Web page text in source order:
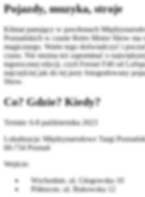
Pojazdy, muzyka, stroje
Klimat panujący w pawilonach
Poznańskich w czasie Retro Motor Show ma
magicznego. Warto tego doświadczyć i
czasu. Nie można też zapominać o
tegorocznej edycji, czyli Ferrari F40 od
najczęściej jak do tej pory fotografowany
Show.
Co? Gdzie? Kiedy?
Termin: 6-8 października 2023
Lokalizacja: Międzynarodowe Targi
60-734 Poznań
Wejście:
Wschodnie, ul. Głogowska 10
Północne, ul. Bukowska 12